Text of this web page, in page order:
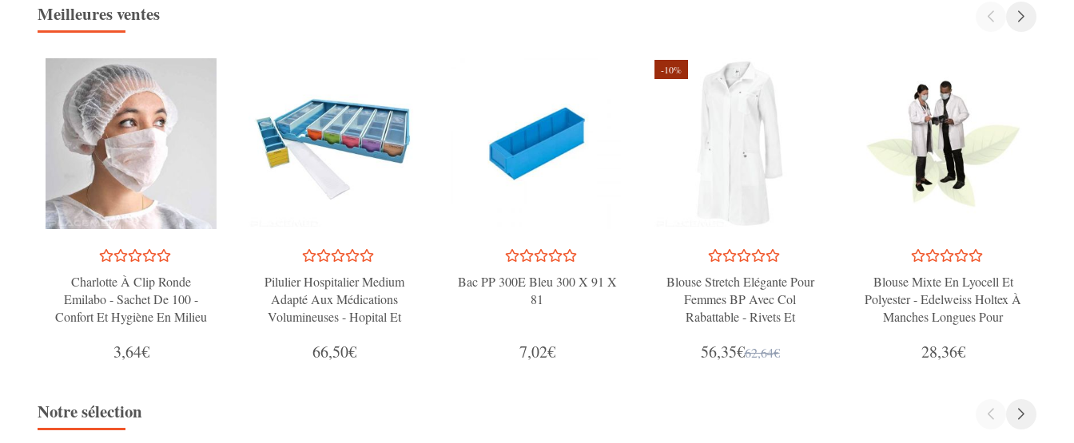
Meilleures ventes
Charlotte À Clip Ronde
Emilabo - Sachet De 100 -
Confort Et Hygiène En Milieu
3,64€
Pilulier Hospitalier Medium
Adapté Aux Médications
Volumineuses - Hopital Et
66,50€
Bac PP 300E Bleu 300 X 91 X
81
7,02€
-10%
Blouse Stretch Elégante Pour
Femmes BP Avec Col
Rabattable - Rivets Et
Argentées
56,35€62,64€
Blouse Mixte En Lyocell Et
Polyester - Edelweiss Holtex À
Manches Longues Pour
28,36€
Notre sélection